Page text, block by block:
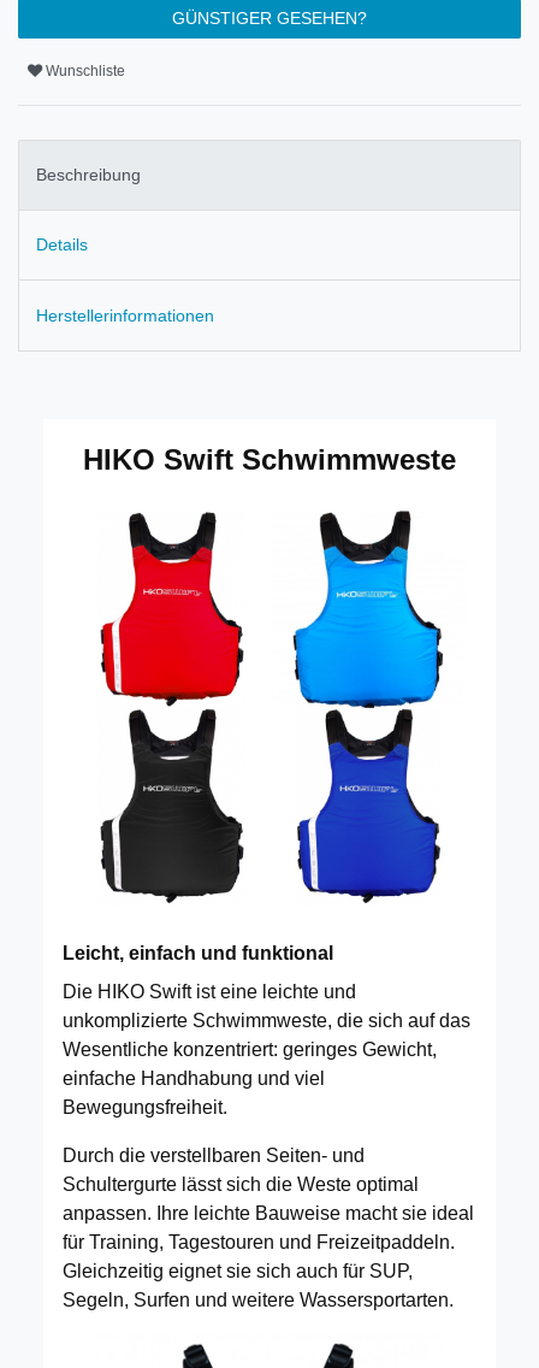
GÜNSTIGER GESEHEN?
Wunschliste
Beschreibung
Details
Herstellerinformationen
HIKO Swift Schwimmweste
Leicht, einfach und funktional
Die HIKO Swift ist eine leichte und
unkomplizierte Schwimmweste, die sich auf das
Wesentliche konzentriert: geringes Gewicht,
einfache Handhabung und viel
Bewegungsfreiheit.
Durch die verstellbaren Seiten- und
Schultergurte lässt sich die Weste optimal
anpassen. Ihre leichte Bauweise macht sie ideal
für Training, Tagestouren und Freizeitpaddeln.
Gleichzeitig eignet sie sich auch für SUP,
Segeln, Surfen und weitere Wassersportarten.